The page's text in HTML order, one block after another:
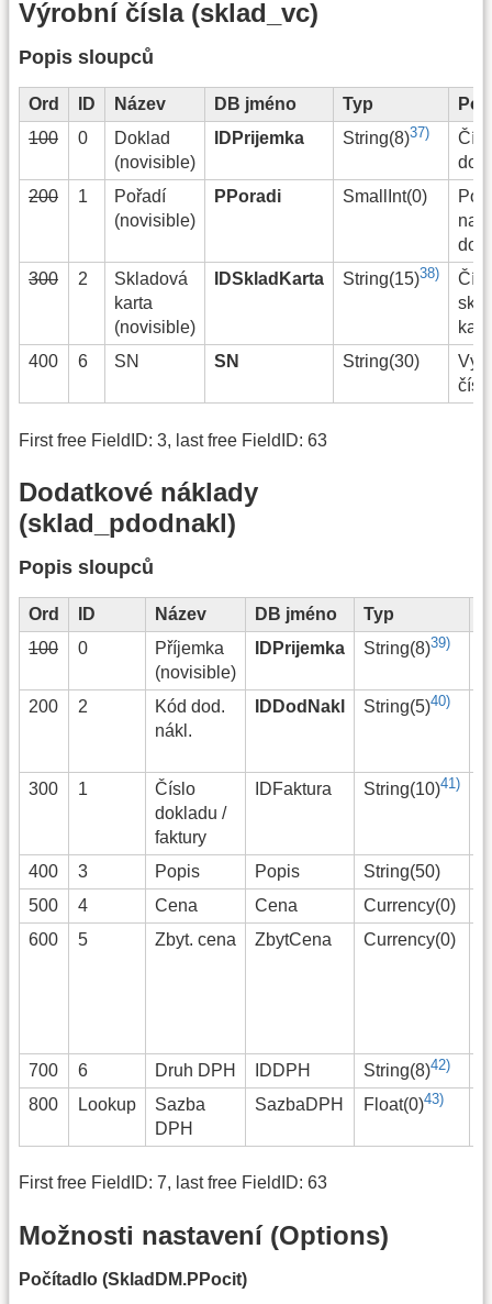
Výrobní čísla (sklad_vc)
Popis sloupců
Ord ID Název DB jméno Typ
100
0
Doklad
(novisible)
IDPrijemka String(8)37)
200
1
Pořadí
(novisible)
PPoradi SmallInt(0)
na
300
2
Skladová
karta
(novisible)
IDSkladKarta String(15)38)
400
6 SN SN String(30)
First free FieldID: 3, last free FieldID: 63
Dodatkové náklady
(sklad_pdodnakl)
Popis sloupců
Ord ID Název DB jméno Typ
100
0
Příjemka
(novisible)
IDPrijemka String(8)39)
200 2
Kód dod.
nákl.
IDDodNakl String(5)40)
300
1
Číslo
dokladu /
faktury
IDFaktura String(10)41)
400 3 Popis Popis String(50)
500
4 Cena Cena Currency(0)
600
5 Zbyt. cena ZbytCena Currency(0)
700
6 Druh DPH IDDPH String(8)42)
800
Lookup
Sazba
DPH
SazbaDPH Float(0)43)
First free FieldID: 7, last free FieldID: 63
Možnosti nastavení (Options)
Počítadlo (SkladDM.PPocit)